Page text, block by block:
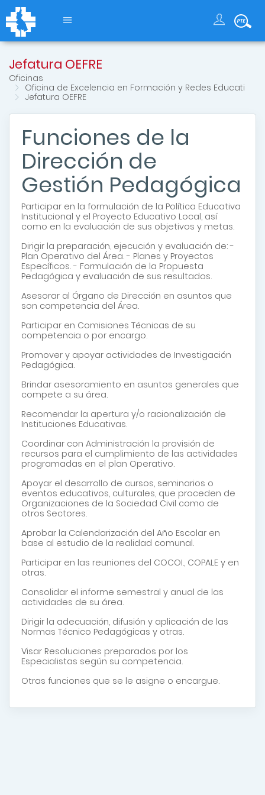
Jefatura OEFRE
Oficinas
Oficina de Excelencia en Formación y Redes Educati
Jefatura OEFRE
Funciones de la
Dirección de
Gestión Pedagógica
Participar en la formulación de la Política Educativa
Institucional y el Proyecto Educativo Local, así
como en la evaluación de sus objetivos y metas.
Dirigir la preparación, ejecución y evaluación de: -
Plan Operativo del Área. - Planes y Proyectos
Específicos. - Formulación de la Propuesta
Pedagógica y evaluación de sus resultados.
Asesorar al Órgano de Dirección en asuntos que
son competencia del Área.
Participar en Comisiones Técnicas de su
competencia o por encargo.
Promover y apoyar actividades de Investigación
Pedagógica.
Brindar asesoramiento en asuntos generales que
compete a su área.
Recomendar la apertura y/o racionalización de
Instituciones Educativas.
Coordinar con Administración la provisión de
recursos para el cumplimiento de las actividades
programadas en el plan Operativo.
Apoyar el desarrollo de cursos, seminarios o
eventos educativos, culturales, que proceden de
Organizaciones de la Sociedad Civil como de
otros Sectores.
Aprobar la Calendarización del Año Escolar en
base al estudio de la realidad comunal.
Participar en las reuniones del COCOI., COPALE y en
otras.
Consolidar el informe semestral y anual de las
actividades de su área.
Dirigir la adecuación, difusión y aplicación de las
Normas Técnico Pedagógicas y otras.
Visar Resoluciones preparados por los
Especialistas según su competencia.
Otras funciones que se le asigne o encargue.